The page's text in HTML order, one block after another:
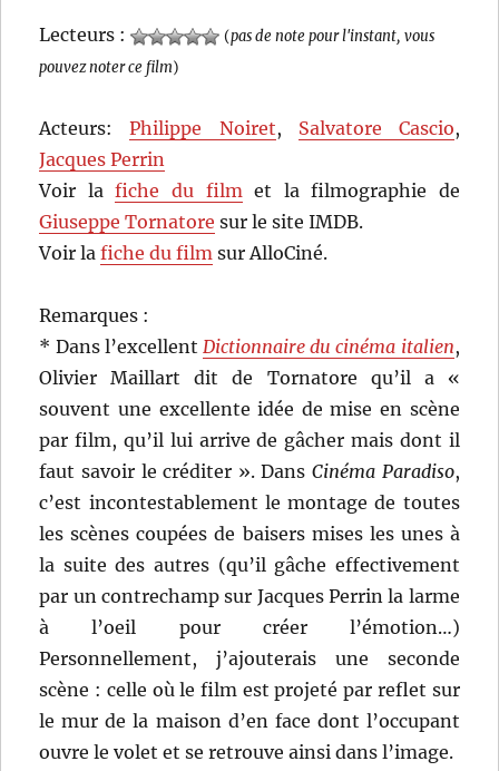
Lecteurs : (pas de note pour l'instant, vous
pouvez noter ce film)
Acteurs:Philippe Noiret, Salvatore Cascio,
Jacques Perrin
Voir lafiche du filmet la filmographie de
Giuseppe Tornatore sur le site IMDB.
Voir lafiche du film sur AlloCiné.
Remarques :
* Dans l’excellent Dictionnaire du cinéma italien,
Olivier Maillart dit de Tornatore qu’il a «
souvent une excellente idée de mise en scène
par film, qu’il lui arrive de gâcher mais dont il
faut savoir le créditer ». DansCinéma Paradiso,
c’est incontestablement le montage de toutes
les scènes coupées de baisers mises les unes à
la suite des autres (qu’il gâche effectivement
par un contrechamp sur Jacques Perrin la larme
à l’oeil pour créer l’émotion…)
Personnellement, j’ajouterais une seconde
scène : celle où le film est projeté par reflet sur
le mur de la maison d’en face dont l’occupant
ouvre le volet et se retrouve ainsi dans l’image.